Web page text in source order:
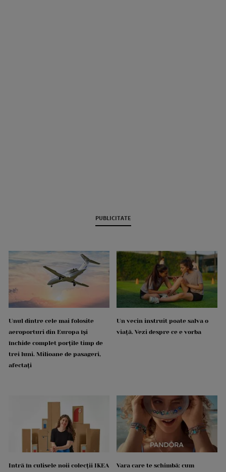
PUBLICITATE
Unul dintre cele mai folosite
aeroporturi din Europa își
închide complet porțile timp de
trei luni. Milioane de pasageri,
afectați
Un vecin instruit poate salva o
viață. Vezi despre ce e vorba
Intră în culisele noii colecții IKEA
Vara care te schimbă: cum